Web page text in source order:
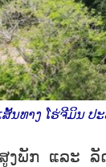
ສັ້ນທາງ ໂຮ່ຈີມິນ ປ
ພັກ ແລະ ລັ